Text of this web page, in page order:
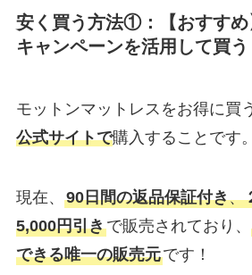
安く買う方法①：【おすすめ
キャンペーンを活用して買う
モットンマットレスをお得に買
公式サイトで購入することです。
現在、 90日間の返品保証付き、
5,000円引きで販売されており、
できる唯一の販売元です！